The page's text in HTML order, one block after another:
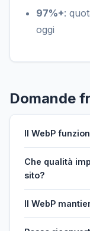
97%+:
oggi
Domande
Il WebP
Che qualità
sito?
Il WebP